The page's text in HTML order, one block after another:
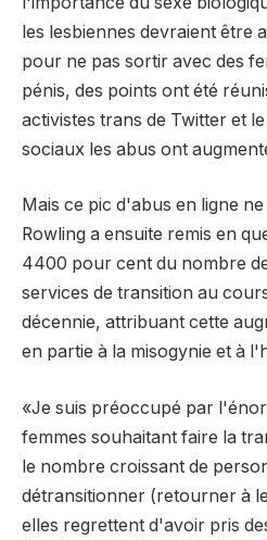
les lesbiennes devraient être
pour ne pas sortir avec des
pénis, des points ont été
activistes trans de Twitter et
sociaux les abus ont
Mais ce pic d'abus en ligne
Rowling a ensuite remis en
4400 pour cent du nombre
services de transition au
décennie, attribuant cette
en partie à la misogynie et à
«Je suis préoccupé par
femmes souhaitant faire la
le nombre croissant de
détransitionner (retourner à
elles regrettent d'avoir pris